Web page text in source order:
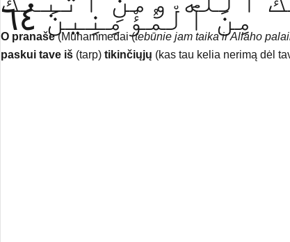
مِنَ ٱلْمُؤْمِنِينَ ٦٤O pranaše(Muhammedai (tebūnie jam taika ir Allaho
paskui tave iš (tarp)tikinčiųjų (kas tau kelia nerimą dėl